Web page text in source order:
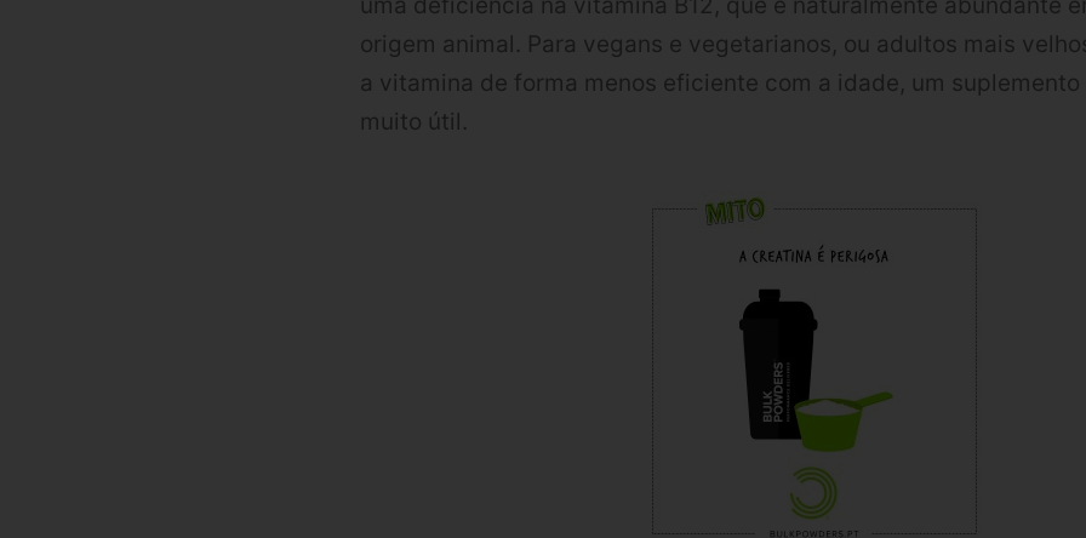
origem animal. Para vegans e vegetarianos, ou adultos mais
a vitamina de forma menos eficiente com a idade, um suplemento
muito útil.